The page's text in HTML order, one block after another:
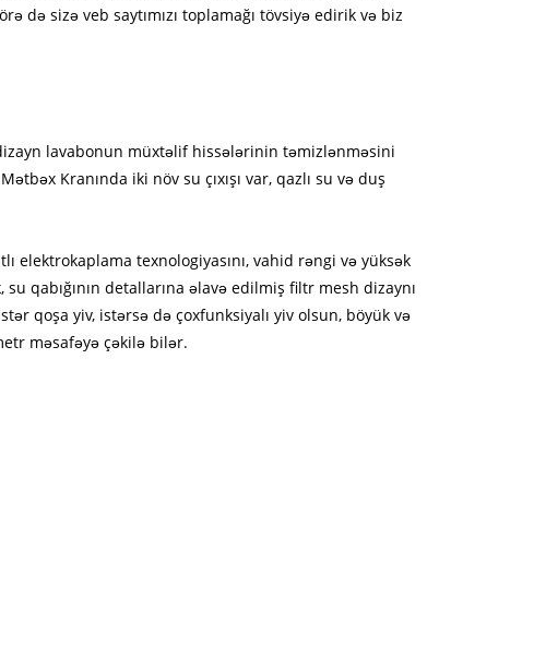
də sizə veb saytımızı toplamağı tövsiyə edirik və biz
dizayn lavabonun müxtəlif hissələrinin təmizlənməsini
Kranında iki növ su çıxışı var, qazlı su və duş
elektrokaplama texnologiyasını, vahid rəngi və yüksək
qabığının detallarına əlavə edilmiş filtr mesh dizaynı
qoşa yiv, istərsə də çoxfunksiyalı yiv olsun, böyük və
məsafəyə çəkilə bilər.